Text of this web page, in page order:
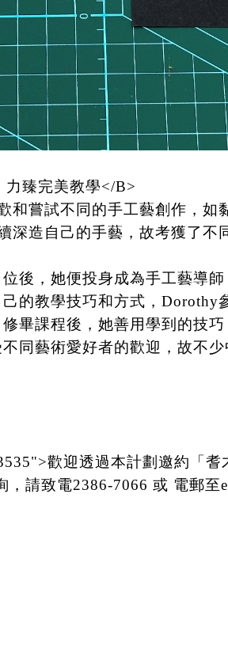
力臻完美教學</B>
和嘗試不同的手工藝創作，
深造自己的手藝，故考獲了
後，她便投身成為手工藝導
的教學技巧和方式，
畢課程後，她善用學到的技
同藝術愛好者的歡迎，故不
歡迎透過本計劃邀約「耆
，請致電2386-7066 或 電郵至